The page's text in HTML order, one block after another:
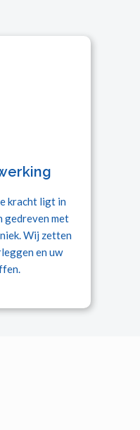
kracht ligt in
gedreven met
Wij zetten
en uw